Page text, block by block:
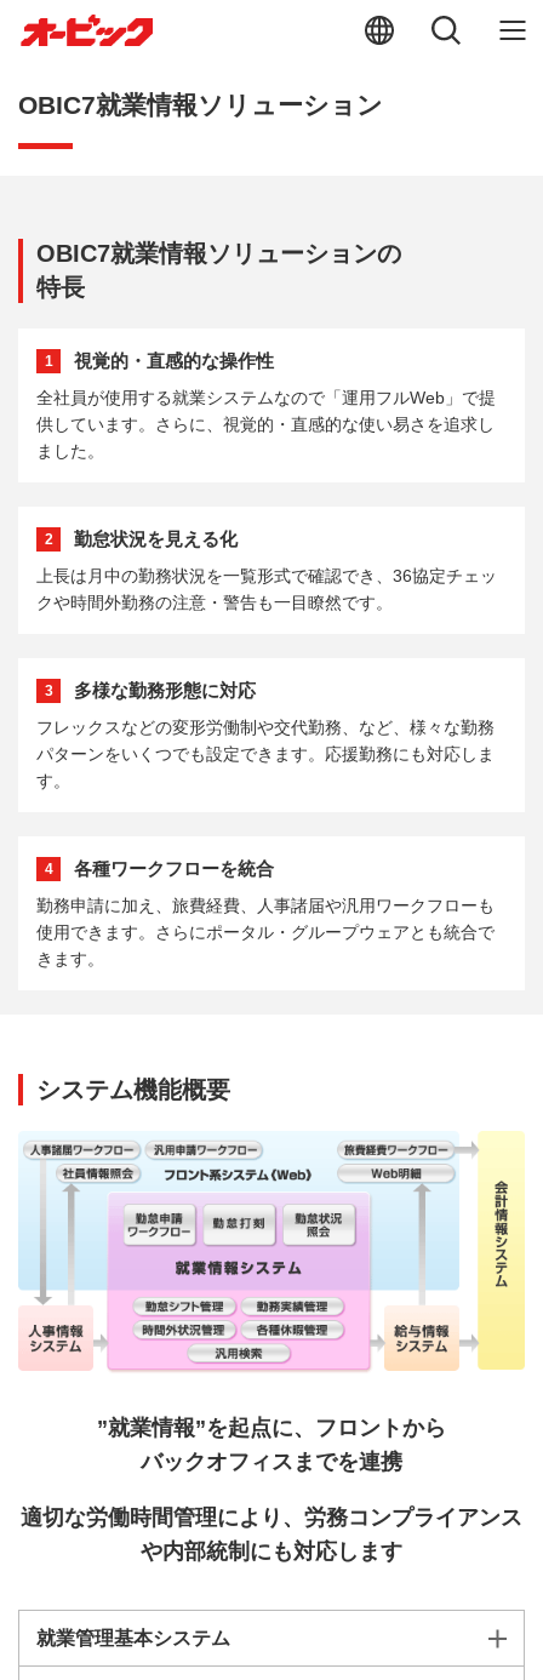
OBIC7就業情報ソリューション
OBIC7就業情報ソリューションの
特長
1 視覚的・直感的な操作性
全社員が使用する就業システムなので「運用フルWeb」で提
供しています。さらに、視覚的・直感的な使い易さを追求し
ました。
2 勤怠状況を見える化
上長は月中の勤務状況を一覧形式で確認でき、36協定チェッ
クや時間外勤務の注意・警告も一目瞭然です。
3 多様な勤務形態に対応
フレックスなどの変形労働制や交代勤務、など、様々な勤務
パターンをいくつでも設定できます。応援勤務にも対応しま
す。
4 各種ワークフローを統合
勤務申請に加え、旅費経費、人事諸届や汎用ワークフローも
使用できます。さらにポータル・グループウェアとも統合で
きます。
システム機能概要
”就業情報”を起点に、フロントから
バックオフィスまでを連携
適切な労働時間管理により、労務コンプライアンス
や内部統制にも対応します
就業管理基本システム